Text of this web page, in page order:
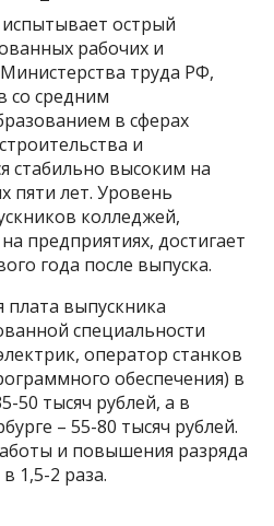
острый
рабочих и
труда РФ,
со средним
в сферах
и
стабильно высоким на
пяти лет. Уровень
колледжей,
предприятиях, достигает
года после выпуска.
плата выпускника
специальности
оператор станков
обеспечения) в
50 тысяч рублей, а в
– 55-80 тысяч рублей.
и повышения разряда
1,5-2 раза.